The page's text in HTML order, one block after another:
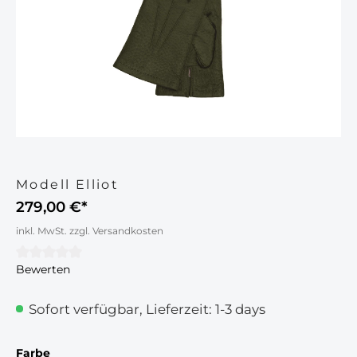
Modell Elliot
279,00 €*
inkl. MwSt. zzgl. Versandkosten
Durchschnittliche Bewertung von 0 von 5 Sternen
Bewerten
Sofort verfügbar, Lieferzeit: 1-3 days
Farbeauswählen